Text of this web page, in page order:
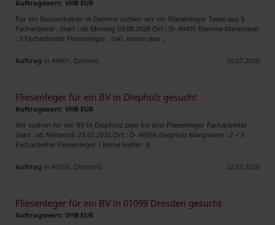
Auftragswert: VHB EUR
Für ein Bauvorhaben in Damme suchen wir ein Fliesenleger Team aus 3
Facharbeiter. Start : ab Montag 03.08.2026 Ort : D- 49401 Damme Manpower
: 3 Facharbeiter Fliesenleger , inkl. einem deu ..
Auftrag in 49401, Damme 30.07.2026
Fliesenleger für ein BV in Diepholz gesucht
Auftragswert: VHB EUR
Wir suchen für ein BV in Diepholz zwei bis drei Fliesenleger Facharbeiter.
Start : ab Mittwoch 29.07.2026 Ort : D- 49356 Diepholz Manpower : 2 – 3
Facharbeiter Fliesenleger ! Keine Helfer- d ..
Auftrag in 49356, Diepholz 22.07.2026
Fliesenleger für ein BV in 01099 Dresden gesucht
Auftragswert: VHB EUR